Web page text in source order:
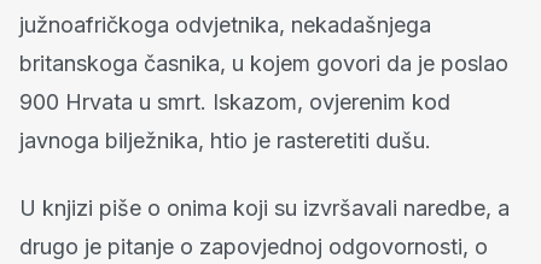
južnoafričkoga odvjetnika, nekadašnjega
britanskoga časnika, u kojem govori da je poslao
900 Hrvata u smrt. Iskazom, ovjerenim kod
javnoga bilježnika, htio je rasteretiti dušu.
U knjizi piše o onima koji su izvršavali naredbe, a
drugo je pitanje o zapovjednoj odgovornosti, o